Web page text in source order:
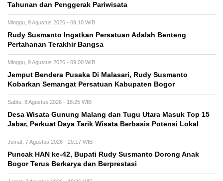
Tahunan dan Penggerak Pariwisata
Minggu, 9 Agustus 2026 - 09:10 WIB
Rudy Susmanto Ingatkan Persatuan Adalah Benteng
Pertahanan Terakhir Bangsa
Minggu, 9 Agustus 2026 - 09:00 WIB
Jemput Bendera Pusaka Di Malasari, Rudy Susmanto
Kobarkan Semangat Persatuan Kabupaten Bogor
Sabtu, 8 Agustus 2026 - 18:25 WIB
Desa Wisata Gunung Malang dan Tugu Utara Masuk Top 15
Jabar, Perkuat Daya Tarik Wisata Berbasis Potensi Lokal
Jumat, 7 Agustus 2026 - 20:17 WIB
Puncak HAN ke-42, Bupati Rudy Susmanto Dorong Anak
Bogor Terus Berkarya dan Berprestasi